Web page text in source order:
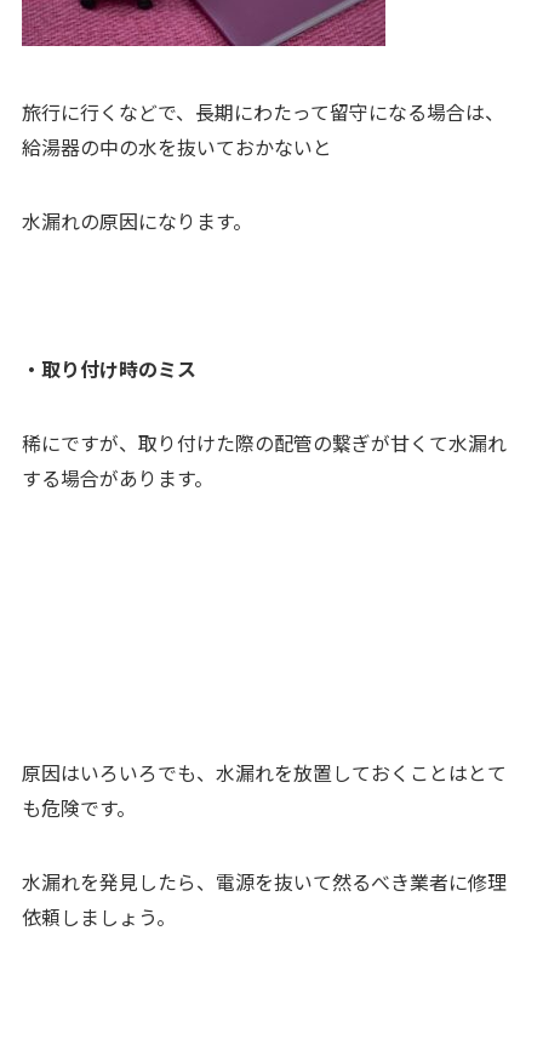
旅行に行くなどで、長期にわたって留守になる場合は、
給湯器の中の水を抜いておかないと
水漏れの原因になります。
・取り付け時のミス
稀にですが、取り付けた際の配管の繋ぎが甘くて水漏れ
する場合があります。
原因はいろいろでも、水漏れを放置しておくことはとて
も危険です。
水漏れを発見したら、電源を抜いて然るべき業者に修理
依頼しましょう。